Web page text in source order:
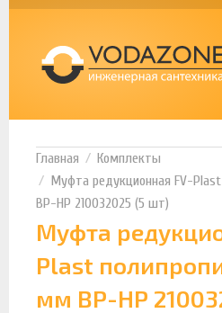
Комплекты
Муфта редукционная FV-
ВР-НР 210032025 (5 шт)
Муфта
Plast
мм ВР-НР